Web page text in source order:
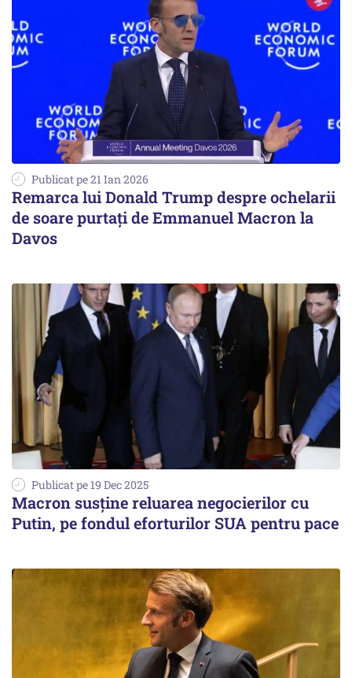
Publicat pe 21 Ian 2026
Remarca lui Donald Trump despre ochelarii
de soare purtați de Emmanuel Macron la
Davos
Publicat pe 19 Dec 2025
Macron susține reluarea negocierilor cu
Putin, pe fondul eforturilor SUA pentru pace